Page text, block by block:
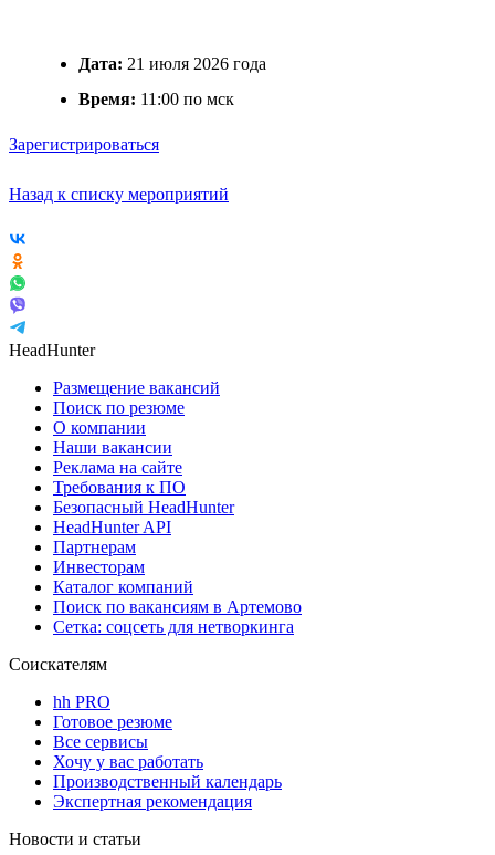
Дата: 21 июля 2026 года
Время: 11:00 по мск
Зарегистрироваться
Назад к списку мероприятий
HeadHunter
Размещение вакансий
Поиск по резюме
О компании
Наши вакансии
Реклама на сайте
Требования к ПО
Безопасный HeadHunter
HeadHunter API
Партнерам
Инвесторам
Каталог компаний
Поиск по вакансиям в Артемово
Сетка: соцсеть для нетворкинга
Соискателям
hh PRO
Готовое резюме
Все сервисы
Хочу у вас работать
Производственный календарь
Экспертная рекомендация
Новости и статьи